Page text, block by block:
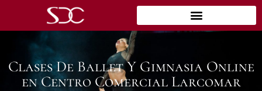
Clases De Ballet Y Gimnasia Online
en Centro Comercial Larcomar